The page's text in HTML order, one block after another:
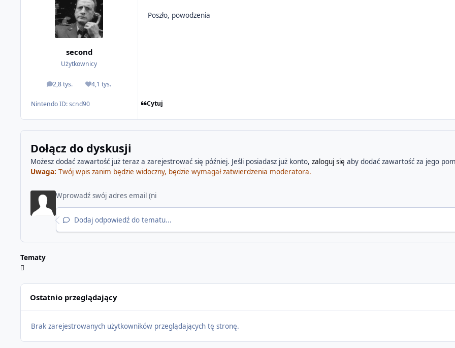
second
Użytkownicy
2,8 tys.
odpowiedzi4,1 tys.
Reputacja
Nintendo ID:scnd90
Poszło, powodzenia
Cytuj
Dołącz do dyskusji
Możesz dodać zawartość już teraz a zarejestrować się później. Jeśli posiadasz już konto, zaloguj się aby dodać zawartość za jego
Uwaga: Twój wpis zanim będzie widoczny, będzie wymagał zatwierdzenia moderatora.
Dodaj odpowiedź do tematu...
Tematy
Ostatnio przeglądający
Brak zarejestrowanych użytkowników przeglądających tę stronę.